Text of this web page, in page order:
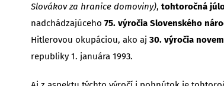
Slovákov za hranice domoviny), tohtoročná
nadchádzajúceho 75. výročia Slovenského
Hitlerovou okupáciou, ako aj 30. výročia
republiky 1. januára 1993.